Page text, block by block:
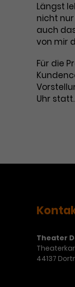
Längst
nicht
auch
von mir
Für die
Uhr
Theater
44137